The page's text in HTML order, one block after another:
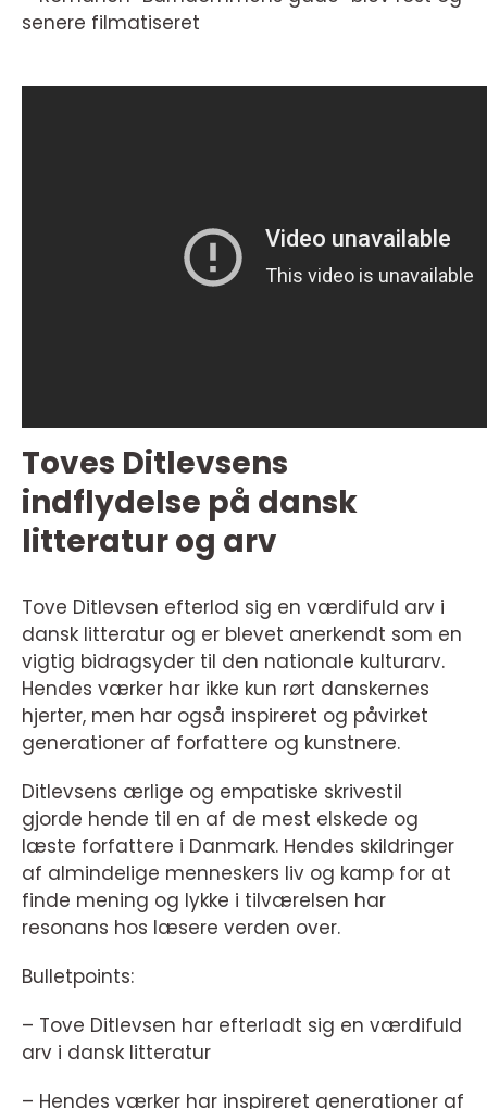
senere filmatiseret
Toves Ditlevsens
indflydelse på dansk
litteratur og arv
Tove Ditlevsen efterlod sig en værdifuld arv i
dansk litteratur og er blevet anerkendt som en
vigtig bidragsyder til den nationale kulturarv.
Hendes værker har ikke kun rørt danskernes
hjerter, men har også inspireret og påvirket
generationer af forfattere og kunstnere.
Ditlevsens ærlige og empatiske skrivestil
gjorde hende til en af de mest elskede og
læste forfattere i Danmark. Hendes skildringer
af almindelige menneskers liv og kamp for at
finde mening og lykke i tilværelsen har
resonans hos læsere verden over.
Bulletpoints:
– Tove Ditlevsen har efterladt sig en værdifuld
arv i dansk litteratur
– Hendes værker har inspireret generationer af